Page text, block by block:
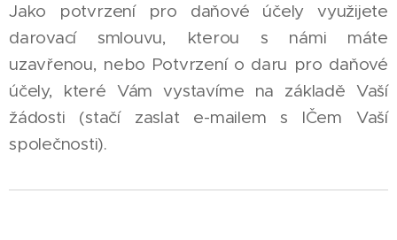
Jako potvrzení pro daňové účely využijete
darovací smlouvu, kterou s námi máte
uzavřenou, nebo Potvrzení o daru pro daňové
účely, které Vám vystavíme na základě Vaší
žádosti (stačí zaslat e-mailem s IČem Vaší
společnosti).